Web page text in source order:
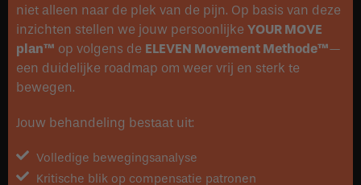
niet alleen naar de plek van de pijn. Op basis van deze
inzichten stellen we jouw persoonlijke YOUR MOVE
plan™ op volgens de ELEVEN Movement Methode™—
een duidelijke roadmap om weer vrij en sterk te
bewegen.
Jouw behandeling bestaat uit:
Volledige bewegingsanalyse
Kritische blik op compensatie patronen